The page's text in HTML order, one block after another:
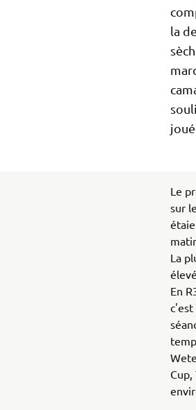
la
Le
sur
La
En
c'est